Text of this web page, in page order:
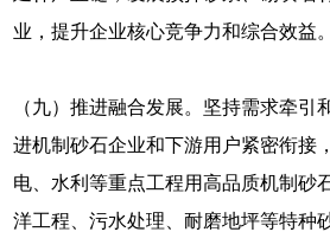
业，提升企业核心竞争力和综合效益。
（九）推进融合发展。坚持需求牵引
进机制砂石企业和下游用户紧密衔接
电、水利等重点工程用高品质机制砂
洋工程、污水处理、耐磨地坪等特种